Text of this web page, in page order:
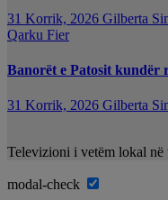
31 Korrik, 2026 Gilberta
Qarku Fier
Banorët e Patosit kundër
31 Korrik, 2026 Gilberta
Televizioni i vetëm lokal
modal-check